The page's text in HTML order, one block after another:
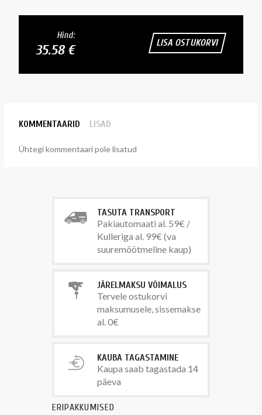
Hind:
35.58 € LISA OSTUKORVI
KOMMENTAARID LISAD
Ühtegi kommentaari pole lisatud
TASUTA TRANSPORT
Pakiautomaati al. 59€ /
Kulleriga al. 99€ (va
suuremõõtmeline kaup)
JÄRELMAKSU VÕIMALUS
Tervele ostukorvi
maksumusele, sissemakse
al. 0€
KAUBA TAGASTAMINE
Kaupa saab tagastada 14
päeva
ERIPAKKUMISED